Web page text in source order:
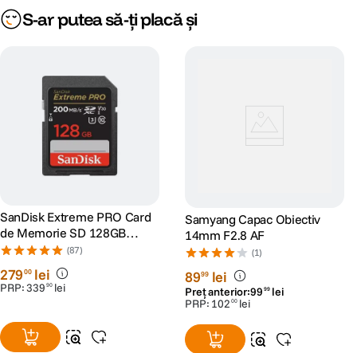
S-ar putea să-ți placă și
SanDisk Extreme PRO Card
de Memorie SD 128GB
SDXC UHS-I Class 10 U3 V30
+ 2 Ani RescuePRO Deluxe
(87)
27900 lei
PRP:339 90 lei
Samyang Capac Obiectiv
14mm F2.8 AF
(1)
8999 lei
Preț anterior:99 99 lei
PRP: 102 00 lei